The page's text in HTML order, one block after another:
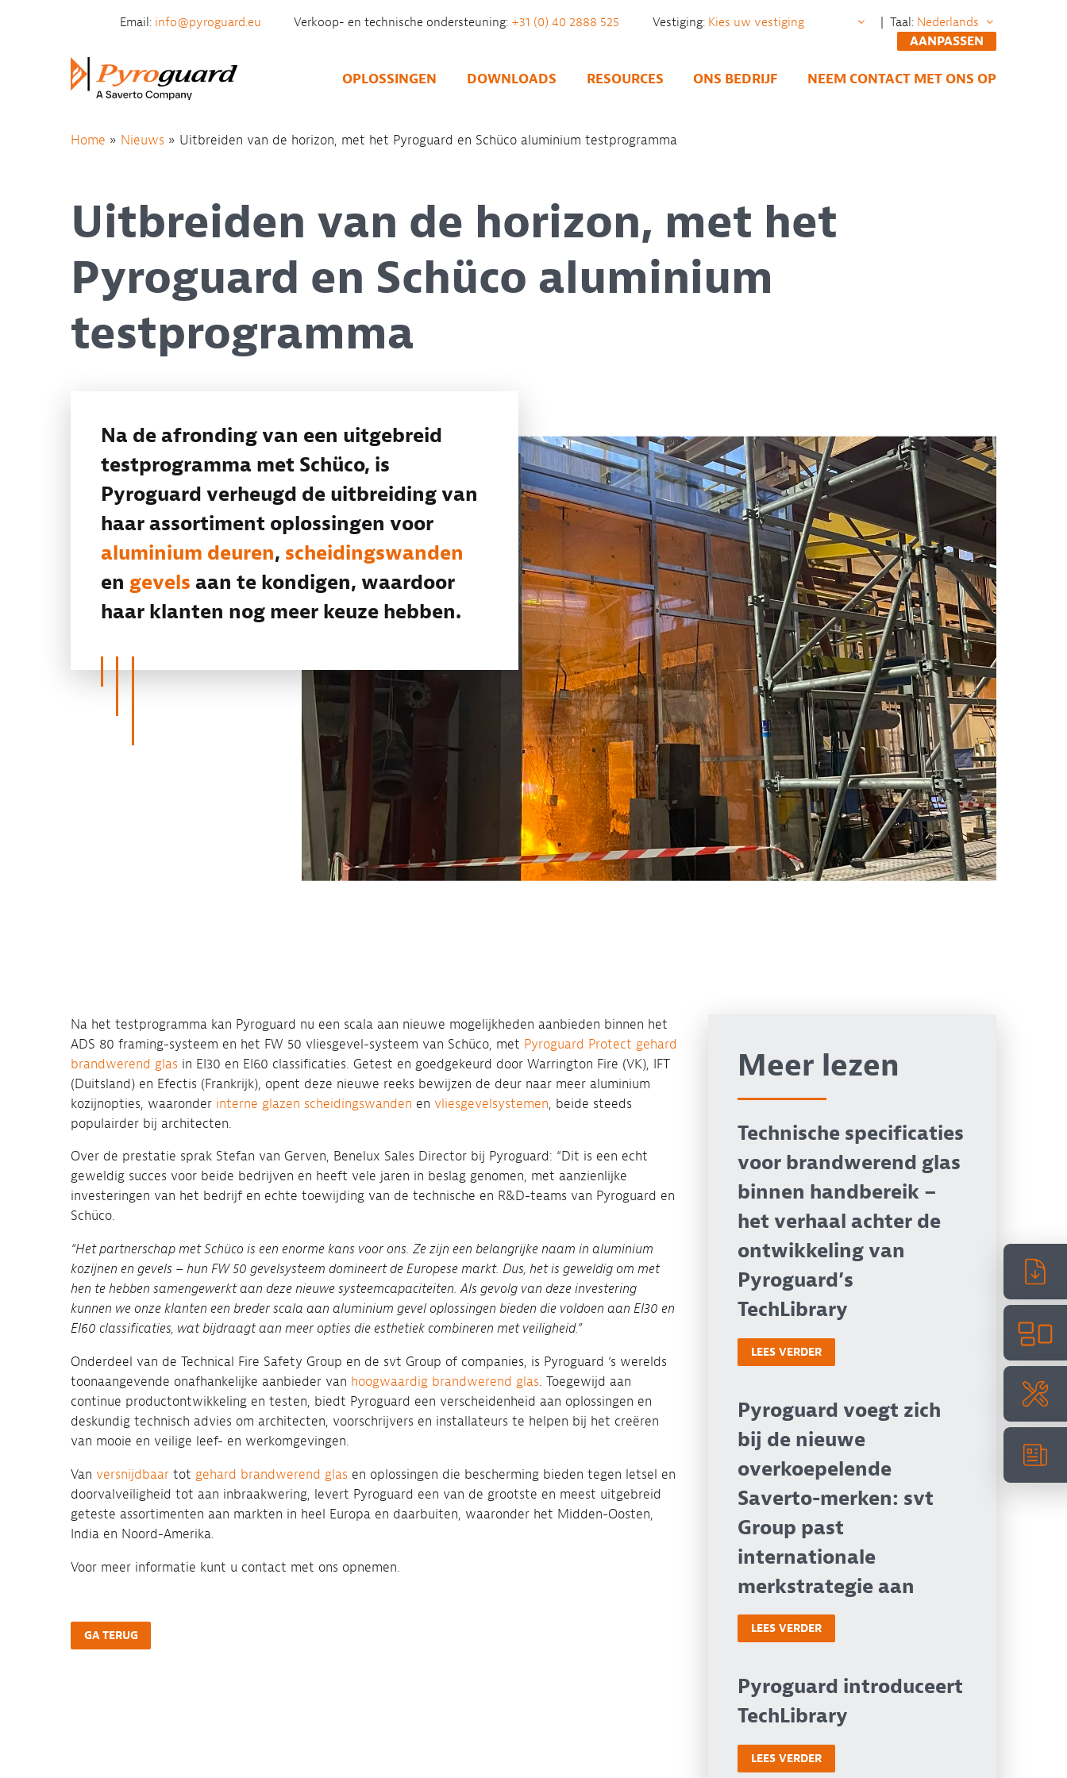
Email: info@pyroguard.eu Verkoop- en technische ondersteuning: +31 (0) 40 2888 525 Vestiging:
| Taal:
AANPASSEN
OPLOSSINGEN DOWNLOADS RESOURCES ONS BEDRIJF NEEM CONTACT MET ONS OP
Home » Nieuws » Uitbreiden van de horizon, met het Pyroguard en Schüco aluminium testprogramma
Uitbreiden van de horizon, met het
Pyroguard en Schüco aluminium
testprogramma
Na de afronding van een uitgebreid
testprogramma met Schüco, is
Pyroguard verheugd de uitbreiding van
haar assortiment oplossingen voor
aluminium deuren, scheidingswanden
en gevels aan te kondigen, waardoor
haar klanten nog meer keuze hebben.
Na het testprogramma kan Pyroguard nu een scala aan nieuwe mogelijkheden aanbieden binnen het
ADS 80 framing-systeem en het FW 50 vliesgevel-systeem van Schüco, met Pyroguard Protect gehard
brandwerend glas in EI30 en EI60 classificaties. Getest en goedgekeurd door Warrington Fire (VK), IFT
(Duitsland) en Efectis (Frankrijk), opent deze nieuwe reeks bewijzen de deur naar meer aluminium
kozijnopties, waaronder interne glazen scheidingswanden en vliesgevelsystemen, beide steeds
populairder bij architecten.
Over de prestatie sprak Stefan van Gerven, Benelux Sales Director bij Pyroguard: “Dit is een echt
geweldig succes voor beide bedrijven en heeft vele jaren in beslag genomen, met aanzienlijke
investeringen van het bedrijf en echte toewijding van de technische en R&D-teams van Pyroguard en
Schüco.
“Het partnerschap met Schüco is een enorme kans voor ons. Ze zijn een belangrijke naam in aluminium
kozijnen en gevels – hun FW 50 gevelsysteem domineert de Europese markt. Dus, het is geweldig om met
hen te hebben samengewerkt aan deze nieuwe systeemcapaciteiten. Als gevolg van deze investering
kunnen we onze klanten een breder scala aan aluminium gevel oplossingen bieden die voldoen aan EI30 en
EI60 classificaties, wat bijdraagt aan meer opties die esthetiek combineren met veiligheid.”
Onderdeel van de Technical Fire Safety Group en de svt Group of companies, is Pyroguard ‘s werelds
toonaangevende onafhankelijke aanbieder van hoogwaardig brandwerend glas. Toegewijd aan
continue productontwikkeling en testen, biedt Pyroguard een verscheidenheid aan oplossingen en
deskundig technisch advies om architecten, voorschrijvers en installateurs te helpen bij het creëren
van mooie en veilige leef- en werkomgevingen.
Van versnijdbaartot gehard brandwerend glas en oplossingen die bescherming bieden tegen letsel en
doorvalveiligheid tot aan inbraakwering, levert Pyroguard een van de grootste en meest uitgebreid
geteste assortimenten aan markten in heel Europa en daarbuiten, waaronder het Midden-Oosten,
India en Noord-Amerika.
Voor meer informatie kunt u contact met ons opnemen.
GA TERUG
Meer lezen
Technische specificaties
voor brandwerend glas
binnen handbereik –
het verhaal achter de
ontwikkeling van
Pyroguard’s
TechLibrary
LEES VERDER
Pyroguard voegt zich
bij de nieuwe
overkoepelende
Saverto-merken: svt
Group past
internationale
merkstrategie aan
LEES VERDER
Pyroguard introduceert
TechLibrary
LEES VERDER